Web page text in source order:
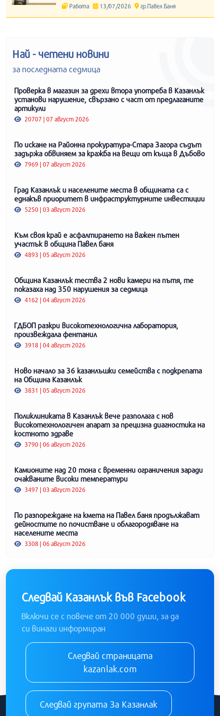
Работа 13/07/2026 гр.Павел Баня
Най - четени новини
за последната седмица
Проверка в магазин за дрехи втора употреба в Казанлък
установи нарушение, свързано с част от предлаганите
артикули
20707 | 07 август 2026
По искане на Районна прокуратура-Стара Загора съдът
задържа обвиняем за кражба на вещи от къща в Дъбово
7969 | 07 август 2026
Град Казанлък и населените места в общината са с
еднакъв приоритет в инфраструктурните инвестиции
5250 | 03 август 2026
Към своя край е асфалтирането на важен пътен
участък в община Павел баня
4893 | 05 август 2026
Община Казанлък тества 2 нови камери на пътя, те
показаха над 350 нарушения за седмица
4162 | 04 август 2026
ГДБОП разкри високотехнологична лаборатория,
произвеждала фентанил
3918 | 04 август 2026
Ново начало за 36 казанлъшки семейства с подкрепата
на Община Казанлък
3831 | 05 август 2026
Поликлиниката в Казанлък вече разполага с нов
високотехнологичен апарат за прецизна диагностика на
костното здраве
3790 | 06 август 2026
Камионите над 20 тона с временни ограничения заради
очакваните високи температури
3497 | 03 август 2026
По разпореждане на кмета на Павел баня продължават
дейностите по почистване и облагородяване на
населените места
3308 | 06 август 2026
Следвай Казанлък във Facebook
Включи се с повече от 20 000 души, за да
си винаги информиран
Следвай страницата
kazanlak.com
Следвай групата За Казанлак